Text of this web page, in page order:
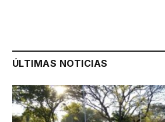
ÚLTIMAS NOTICIAS